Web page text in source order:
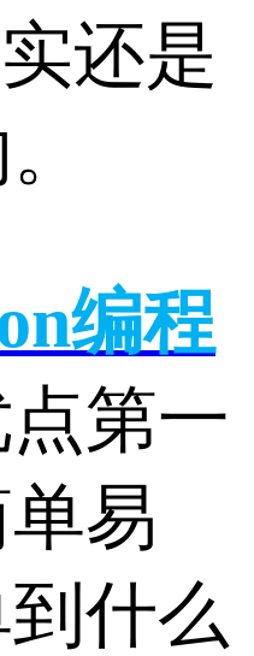
还是
编程
第一
易
什么